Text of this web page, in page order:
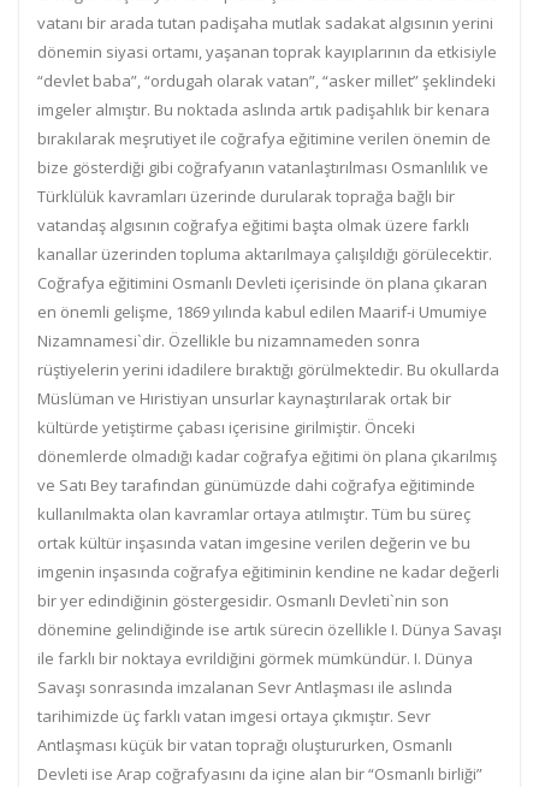
vatanı bir arada tutan padişaha mutlak sadakat algısının yerini
dönemin siyasi ortamı, yaşanan toprak kayıplarının da etkisiyle
“devlet baba”, “ordugah olarak vatan”, “asker millet” şeklindeki
imgeler almıştır. Bu noktada aslında artık padişahlık bir kenara
bırakılarak meşrutiyet ile coğrafya eğitimine verilen önemin de
bize gösterdiği gibi coğrafyanın vatanlaştırılması Osmanlılık ve
Türklülük kavramları üzerinde durularak toprağa bağlı bir
vatandaş algısının coğrafya eğitimi başta olmak üzere farklı
kanallar üzerinden topluma aktarılmaya çalışıldığı görülecektir.
Coğrafya eğitimini Osmanlı Devleti içerisinde ön plana çıkaran
en önemli gelişme, 1869 yılında kabul edilen Maarif-i Umumiye
Nizamnamesi`dir. Özellikle bu nizamnameden sonra
rüştiyelerin yerini idadilere bıraktığı görülmektedir. Bu okullarda
Müslüman ve Hıristiyan unsurlar kaynaştırılarak ortak bir
kültürde yetiştirme çabası içerisine girilmiştir. Önceki
dönemlerde olmadığı kadar coğrafya eğitimi ön plana çıkarılmış
ve Satı Bey tarafından günümüzde dahi coğrafya eğitiminde
kullanılmakta olan kavramlar ortaya atılmıştır. Tüm bu süreç
ortak kültür inşasında vatan imgesine verilen değerin ve bu
imgenin inşasında coğrafya eğitiminin kendine ne kadar değerli
bir yer edindiğinin göstergesidir. Osmanlı Devleti`nin son
dönemine gelindiğinde ise artık sürecin özellikle I. Dünya Savaşı
ile farklı bir noktaya evrildiğini görmek mümkündür. I. Dünya
Savaşı sonrasında imzalanan Sevr Antlaşması ile aslında
tarihimizde üç farklı vatan imgesi ortaya çıkmıştır. Sevr
Antlaşması küçük bir vatan toprağı oluştururken, Osmanlı
Devleti ise Arap coğrafyasını da içine alan bir “Osmanlı birliği”